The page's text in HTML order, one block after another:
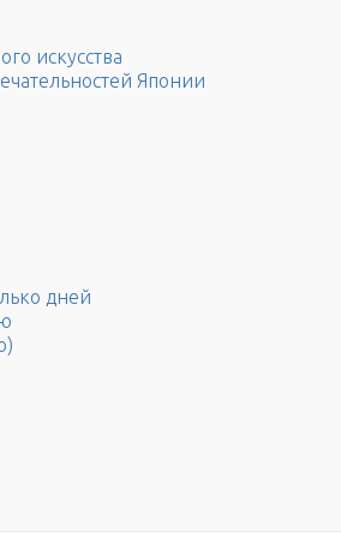
искусства
Японии
дней